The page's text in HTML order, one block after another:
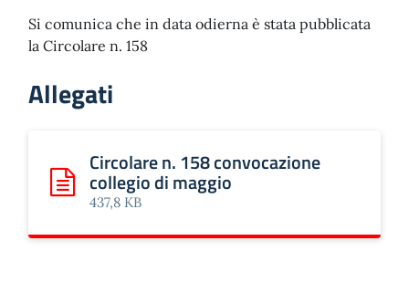
Si comunica che in data odierna è stata pubblicata
la Circolare n. 158
Allegati
Scarica: Circolare n. 158 convocazione collegio di maggio
Circolare n. 158 convocazione
collegio di maggio
437,8 KB